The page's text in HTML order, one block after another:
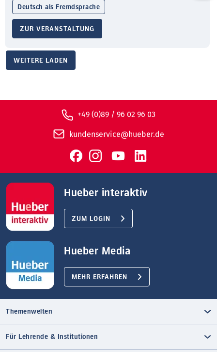
Deutsch als Fremdsprache
ZUR VERANSTALTUNG
WEITERE LADEN
+49 (0)89 / 96 02 96 03
kundenservice@hueber.de
Hueber interaktiv
ZUM LOGIN
Hueber Media
MEHR ERFAHREN
Themenwelten
Für Lehrende & Institutionen